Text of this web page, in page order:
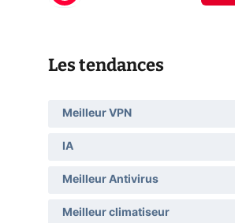
Les tendances
Meilleur VPN
IA
Meilleur Antivirus
Meilleur climatiseur